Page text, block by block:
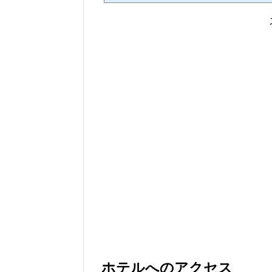
026年8月現在開業しているホ
ます。地域ホテル名子供添寝
ホテルへのアクセス